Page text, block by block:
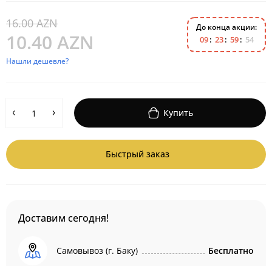
16.00 AZN
10.40 AZN
Нашли дешевле?
До конца акции:
09 23 59 53
Купить
Быстрый заказ
Доставим сегодня!
Самовывоз (г. Баку) Бесплатно